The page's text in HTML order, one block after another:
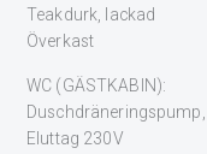
Teakdurk, lackad
Överkast
WC (GÄSTKABIN):
Eluttag 230V